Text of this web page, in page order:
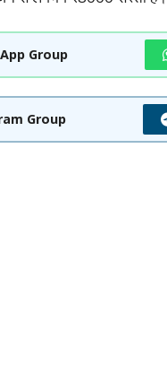
Group
Group